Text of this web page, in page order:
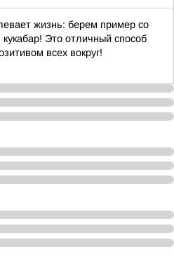
жизнь: берем пример со
Это отличный способ
всех вокруг!